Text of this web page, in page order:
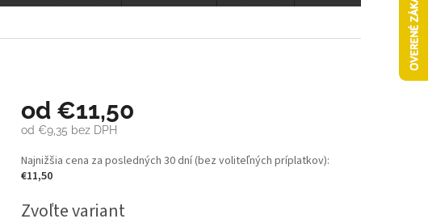
od €11,50
od €9,35 bez DPH
Jednotková
cena:
Najnižšia cena za posledných 30 dní (bez voliteľných príplatkov):
€11,50
Zvoľte variant